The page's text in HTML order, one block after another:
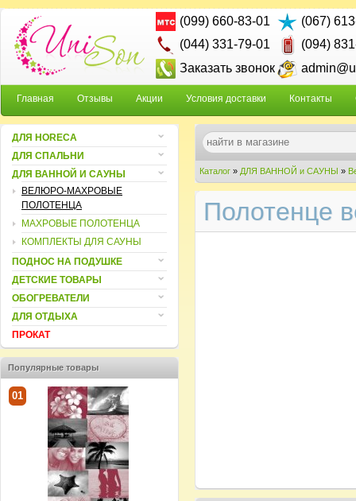
(099) 660-83-01
(067)
(044) 331-79-01
(094)
Заказать звонок
Главная Отзывы Акции Условия доставки Контакты
Каталог » ДЛЯ ВАННОЙ и САУНЫ »
Полотенце
ДЛЯ HORECA
ДЛЯ СПАЛЬНИ
ДЛЯ ВАННОЙ И САУНЫ
ВЕЛЮРО-МАХРОВЫЕ
ПОЛОТЕНЦА
МАХРОВЫЕ ПОЛОТЕНЦА
КОМПЛЕКТЫ ДЛЯ САУНЫ
ПОДНОС НА ПОДУШКЕ
ДЕТСКИЕ ТОВАРЫ
ОБОГРЕВАТЕЛИ
ДЛЯ ОТДЫХА
ПРОКАТ
Популярные товары
01